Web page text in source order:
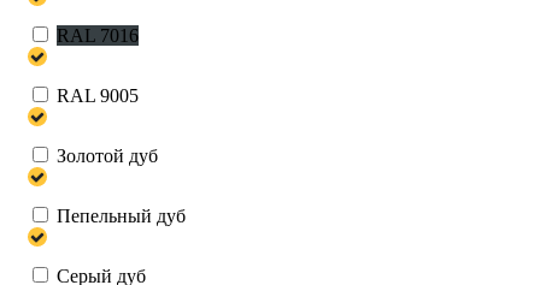
RAL 7016
RAL 9005
Золотой дуб
Пепельный дуб
Серый дуб